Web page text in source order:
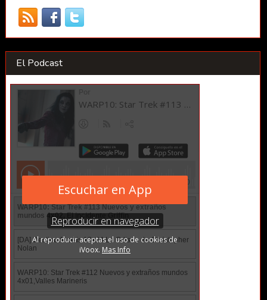
El Podcast